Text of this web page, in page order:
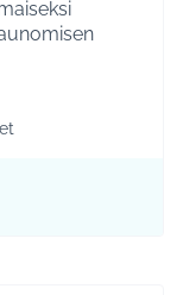
Liikunta ja